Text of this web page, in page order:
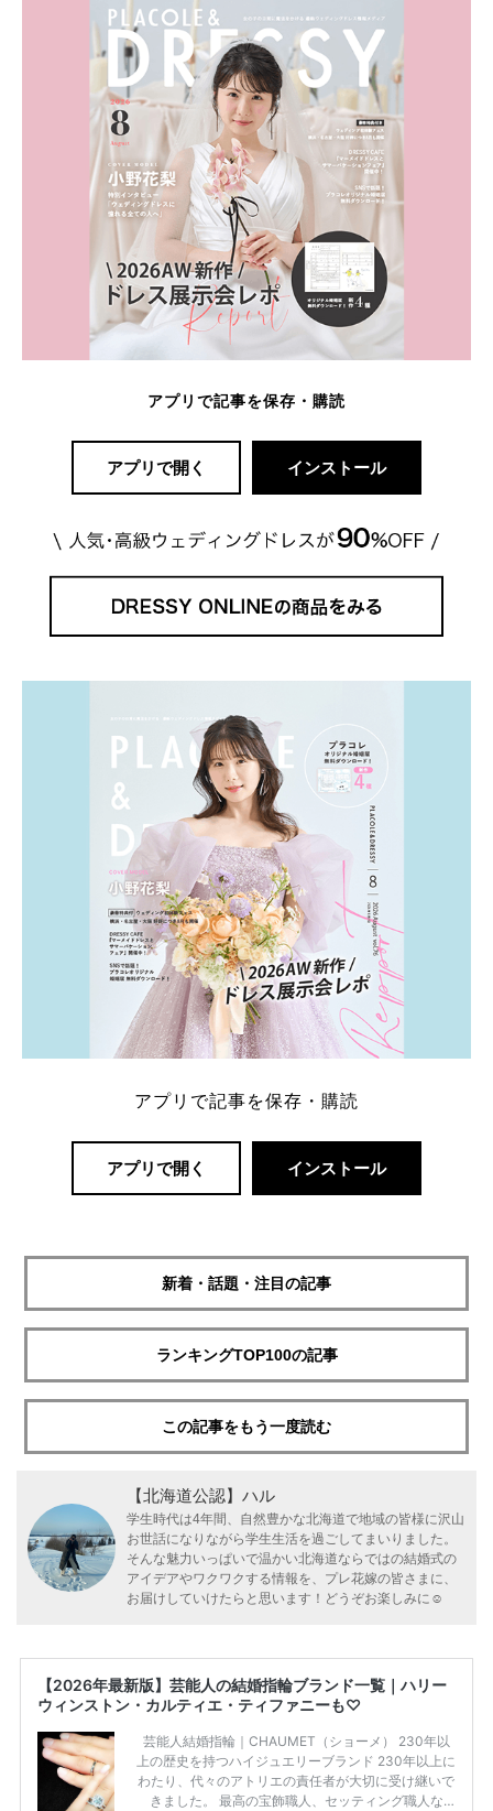
アプリで記事を保存・購読
アプリで開く インストール
アプリで記事を保存・購読
アプリで開く インストール
新着・話題・注目の記事
ランキングTOP100の記事
この記事をもう一度読む
【北海道公認】ハル
学生時代は4年間、自然豊かな北海道で地域の皆様に沢山
お世話になりながら学生生活を過ごしてまいりました。
そんな魅力いっぱいで温かい北海道ならではの結婚式の
アイデアやワクワクする情報を、プレ花嫁の皆さまに、
お届けしていけたらと思います！どうぞお楽しみに☺︎
【2026年最新版】芸能人の結婚指輪ブランド一覧｜ハリー
ウィンストン・カルティエ・ティファニーも♡
芸能人結婚指輪｜CHAUMET（ショーメ） 230年以
上の歴史を持つハイジュエリーブランド 230年以上に
わたり、代々のアトリエの責任者が大切に受け継いで
きました。 最高の宝飾職人、セッティング職人な